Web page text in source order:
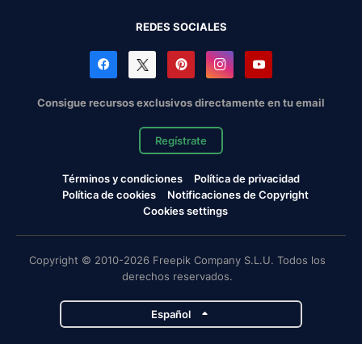
REDES SOCIALES
Consigue recursos exclusivos directamente en tu email
Regístrate
Términos y condiciones
Política de privacidad
Política de cookies
Notificaciones de Copyright
Cookies settings
Copyright © 2010-2026 Freepik Company S.L.U. Todos los
derechos reservados.
Español